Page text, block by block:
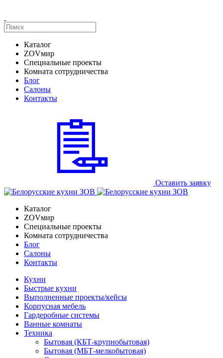
Каталог
ZOVмир
Специальные проекты
Комната сотрудничества
Блог
Салоны
Контакты
Оставить заявку
Каталог
ZOVмир
Специальные проекты
Комната сотрудничества
Блог
Салоны
Контакты
Кухни
Быстрые кухни
Выполненные проекты/кейсы
Корпусная мебель
Гардеробные системы
Ванные комнаты
Техника
Бытовая (КБТ-крупнобытовая)
Бытовая (МБТ-мелкобытовая)